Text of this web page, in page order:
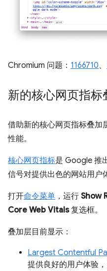
Chromium 问题： 1166710、
新的核心网页指标
借助新的核心网页指标叠加
性能。
核心网页指标是 Google 推
信号对提供出色的网站用户
打开命令菜单 ，运行 Show
Core Web Vitals复选框。
叠加层目前显示：
Largest Contentful
提供良好的用户体验